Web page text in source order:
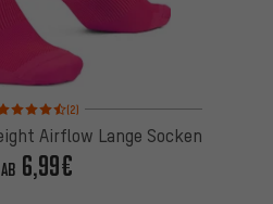
Bewertungen: 4,5 von 5 basierend auf 2
(2)
Airflow Lange Socken
AB 6,99€